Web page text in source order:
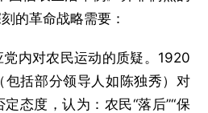
的革命战略需要：
内对农民运动的质疑。1920
包括部分领导人如陈独秀）对
态度，认为：农民“落后”“保